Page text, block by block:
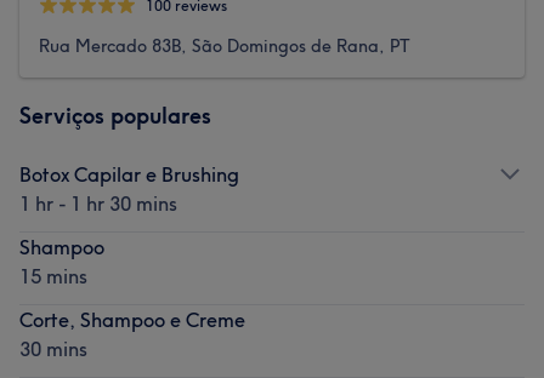
100 reviews
Rua Mercado 83B, São Domingos de Rana, PT
Serviços populares
Botox Capilar e Brushing
1 hr - 1 hr 30 mins
Shampoo
15 mins
Corte, Shampoo e Creme
30 mins